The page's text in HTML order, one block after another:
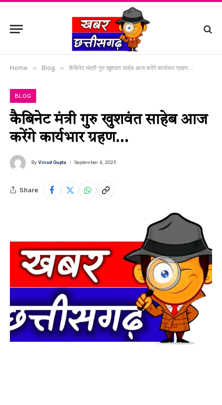
Home » Blog » कैबिनेट मंत्री गुरु खुशवंत साहेब आज करेंगे कार्यभार ग्रहण…
BLOG
कैबिनेट मंत्री गुरु खुशवंत साहेब आज
करेंगे कार्यभार ग्रहण…
By Vinod Gupta September 4, 2025
Share